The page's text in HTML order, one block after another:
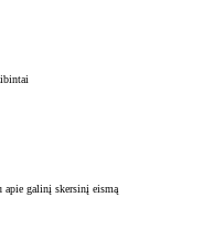
apie galinį skersinį eismą